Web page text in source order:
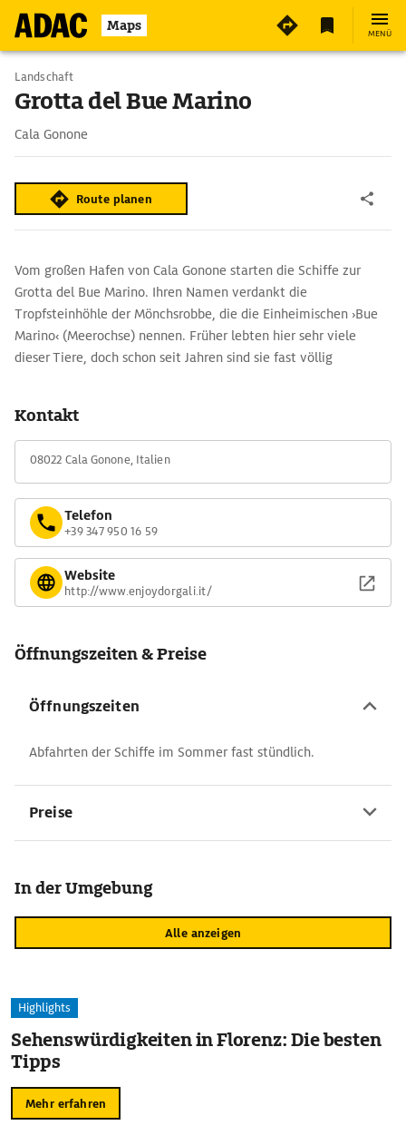
Maps MENÜ
Landschaft
Grotta del Bue Marino
Cala Gonone
Route planen
Vom großen Hafen von Cala Gonone starten die Schiffe zur
Grotta del Bue Marino. Ihren Namen verdankt die
Tropfsteinhöhle der Mönchsrobbe, die die Einheimischen ›Bue
Marino‹ (Meerochse) nennen. Früher lebten hier sehr viele
dieser Tiere, doch schon seit Jahren sind sie fast völlig
Kalkablagerungen imposant beleuchten.
Kontakt
08022 Cala Gonone, Italien
Telefon
+39 347 950 16 59
Website
http://www.enjoydorgali.it/
Öffnungszeiten & Preise
Öffnungszeiten
Abfahrten der Schiffe im Sommer fast stündlich.
Preise
In der Umgebung
Alle anzeigen
Highlights
Sehenswürdigkeiten in Florenz: Die besten
Tipps
Mehr erfahren